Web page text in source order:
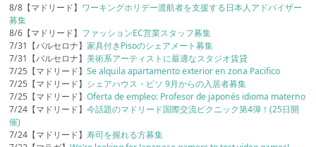
8/8【マドリード】 ワーキングホリデー渡航者を支援する日本人アドバイザー
募集
8/6【マドリード】 ファッションEC営業スタッフ募集
7/31【バルセロナ】家具付きPisoのシェアメート募集
7/31【バルセロナ】美術系アーティストに最適なスタジオ賃貸
7/25【マドリード】Se alquila apartamento exterior en zona Pacifico
7/25【マドリード】 シェアハウス・ピソ 9月からの入居者募集
7/25【マドリード】Oferta de empleo: Profesor de japonés idioma materno
7/24【マドリード】今話題のマドリード国際交流ピクニック第4弾！(25日開
催)
7/24【マドリード】寿司を握れる方募集